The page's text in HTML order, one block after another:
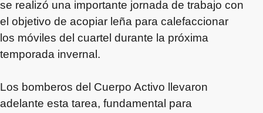
se realizó una importante jornada de trabajo con
el objetivo de acopiar leña para calefaccionar
los móviles del cuartel durante la próxima
temporada invernal.
Los bomberos del Cuerpo Activo llevaron
adelante esta tarea, fundamental para